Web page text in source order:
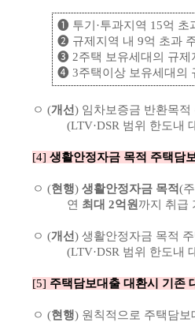
➊ 투기·투과지역 15억 초
➋ 규제지역 내 9억 초과
➌ 2주택 보유세대의 규제
➍ 3주택이상 보유세대의
ㅇ (개선) 임차보증금 반환목
(LTV·DSR 범위 한도내
[4] 생활안정자금 목적 주택담
ㅇ (현행) 생활안정자금 목적(
연 최대 2억원 까지 취급
ㅇ (개선) 생활안정자금 목적
(LTV·DSR 범위 한도내
[5] 주택담보대출 대환시 기존
ㅇ (현행) 원칙적으로 주택담보